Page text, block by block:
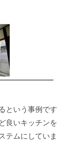
という事例です
良いキッチンを
テムにしていま